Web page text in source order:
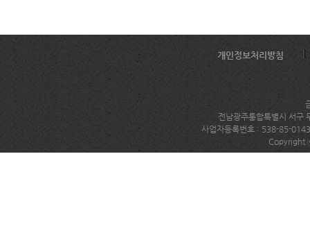
개인정보처리방침
전남광주통합특별시 서
사업자등록번호 : 538-85-
Copyright